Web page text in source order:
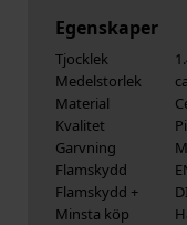
Egenskaper
Tjocklek
Medelstorlek
Material
Kvalitet
Garvning
Flamskydd
Flamskydd +
Minsta köp